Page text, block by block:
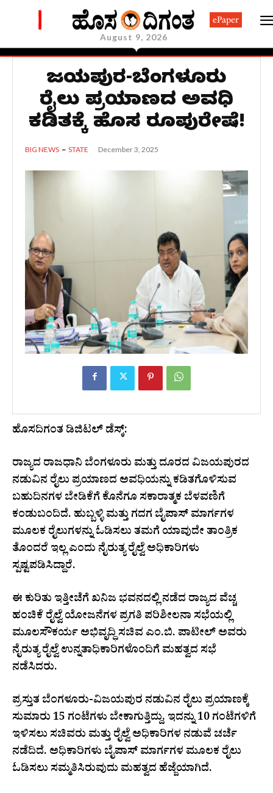
August 9, 2026
ePaper
ವಿಜಯಪುರ-ಬೆಂಗಳೂರು
ರೈಲು ಪ್ರಯಾಣದ ಅವಧಿ
ಕಡಿತಕ್ಕೆ ಹೊಸ ರೂಪುರೇಷೆ!
BIG NEWS STATE December 3, 2025
ಹೊಸದಿಗಂತ ಡಿಜಿಟಲ್ ಡೆಸ್ಕ್:
ರಾಜ್ಯದ ರಾಜಧಾನಿ ಬೆಂಗಳೂರು ಮತ್ತು ದೂರದ ವಿಜಯಪುರದ
ನಡುವಿನ ರೈಲು ಪ್ರಯಾಣದ ಅವಧಿಯನ್ನು ಕಡಿತಗೊಳಿಸುವ
ಬಹುದಿನಗಳ ಬೇಡಿಕೆಗೆ ಕೊನೆಗೂ ಸಕಾರಾತ್ಮಕ ಬೆಳವಣಿಗೆ
ಕಂಡುಬಂದಿದೆ. ಹುಬ್ಬಳ್ಳಿ ಮತ್ತು ಗದಗ ಬೈಪಾಸ್ ಮಾರ್ಗಗಳ
ಮೂಲಕ ರೈಲುಗಳನ್ನು ಓಡಿಸಲು ತಮಗೆ ಯಾವುದೇ ತಾಂತ್ರಿಕ
ತೊಂದರೆ ಇಲ್ಲ ಎಂದು ನೈರುತ್ಯ ರೈಲ್ವೆ ಅಧಿಕಾರಿಗಳು
ಸ್ಪಷ್ಟಪಡಿಸಿದ್ದಾರೆ.
ಈ ಕುರಿತು ಇತ್ತೀಚೆಗೆ ಖನಿಜ ಭವನದಲ್ಲಿ ನಡೆದ ರಾಜ್ಯದ ವೆಚ್ಚ
ಹಂಚಿಕೆ ರೈಲ್ವೆ ಯೋಜನೆಗಳ ಪ್ರಗತಿ ಪರಿಶೀಲನಾ ಸಭೆಯಲ್ಲಿ
ಮೂಲಸೌಕರ್ಯ ಅಭಿವೃದ್ಧಿ ಸಚಿವ ಎಂ.ಬಿ. ಪಾಟೀಲ್ ಅವರು
ನೈರುತ್ಯ ರೈಲ್ವೆ ಉನ್ನತಾಧಿಕಾರಿಗಳೊಂದಿಗೆ ಮಹತ್ವದ ಸಭೆ
ನಡೆಸಿದರು.
ಪ್ರಸ್ತುತ ಬೆಂಗಳೂರು-ವಿಜಯಪುರ ನಡುವಿನ ರೈಲು ಪ್ರಯಾಣಕ್ಕೆ
ಸುಮಾರು 15 ಗಂಟೆಗಳು ಬೇಕಾಗುತ್ತಿದ್ದು, ಇದನ್ನು 10 ಗಂಟೆಗಳಿಗೆ
ಇಳಿಸಲು ಸಚಿವರು ಮತ್ತು ರೈಲ್ವೆ ಅಧಿಕಾರಿಗಳ ನಡುವೆ ಚರ್ಚೆ
ನಡೆದಿದೆ. ಅಧಿಕಾರಿಗಳು ಬೈಪಾಸ್ ಮಾರ್ಗಗಳ ಮೂಲಕ ರೈಲು
ಓಡಿಸಲು ಸಮ್ಮತಿಸಿರುವುದು ಮಹತ್ವದ ಹೆಜ್ಜೆಯಾಗಿದೆ.